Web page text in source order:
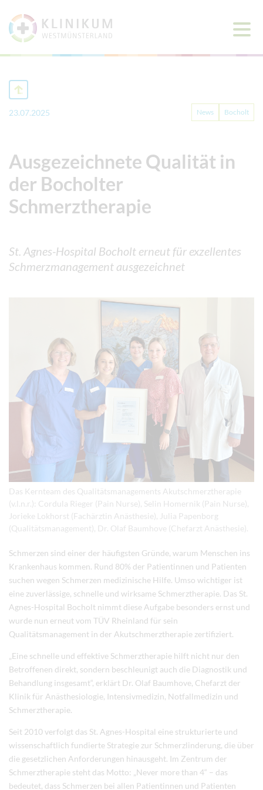
23.07.2025 News Bocholt
Ausgezeichnete Qualität in
der Bocholter
Schmerztherapie
St. Agnes-Hospital Bocholt erneut für exzellentes
Schmerzmanagement ausgezeichnet
Das Kernteam des Qualitätsmanagements Akutschmerztherapie
(v.l.n.r.): Cordula Rieger (Pain Nurse), Selin Homernik (Pain Nurse),
Jorieke Lokhorst (Fachärztin Anästhesie), Julia Papenborg
(Qualitätsmanagement), Dr. Olaf Baumhove (Chefarzt Anästhesie).
Schmerzen sind einer der häufigsten Gründe, warum Menschen ins
Krankenhaus kommen. Rund 80% der Patientinnen und Patienten
suchen wegen Schmerzen medizinische Hilfe. Umso wichtiger ist
eine zuverlässige, schnelle und wirksame Schmerztherapie. Das St.
Agnes-Hospital Bocholt nimmt diese Aufgabe besonders ernst und
wurde nun erneut vom TÜV Rheinland für sein
Qualitätsmanagement in der Akutschmerztherapie zertifiziert.
„Eine schnelle und effektive Schmerztherapie hilft nicht nur den
Betroffenen direkt, sondern beschleunigt auch die Diagnostik und
Behandlung insgesamt“, erklärt Dr. Olaf Baumhove, Chefarzt der
Klinik für Anästhesiologie, Intensivmedizin, Notfallmedizin und
Schmerztherapie.
Seit 2010 verfolgt das St. Agnes-Hospital eine strukturierte und
wissenschaftlich fundierte Strategie zur Schmerzlinderung, die über
die gesetzlichen Anforderungen hinausgeht. Im Zentrum der
Schmerztherapie steht das Motto: „Never more than 4“ – das
bedeutet, dass Schmerzen bei allen Patientinnen und Patienten